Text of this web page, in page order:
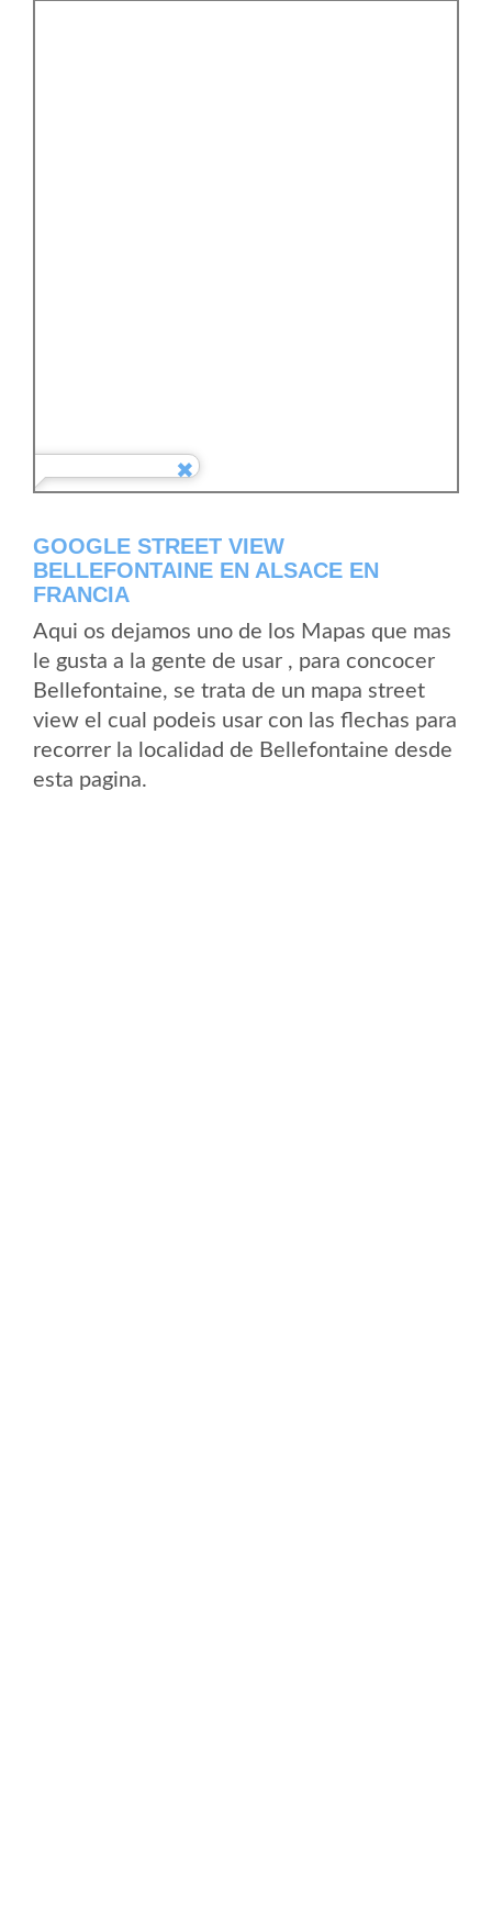
GOOGLE STREET VIEW
BELLEFONTAINE EN ALSACE EN
FRANCIA
Aqui os dejamos uno de los Mapas que mas
le gusta a la gente de usar , para concocer
Bellefontaine, se trata de un mapa street
view el cual podeis usar con las flechas para
recorrer la localidad de Bellefontaine desde
esta pagina.